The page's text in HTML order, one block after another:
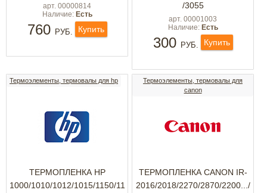
арт. 00000814
Наличие: Есть
760 РУБ. Купить
/3055
арт. 00001003
Наличие: Есть
300 РУБ. Купить
Термоэлементы, термовалы для hp
ТЕРМОПЛЕНКА HP
1000/1010/1012/1015/1150/11
Термоэлементы, термовалы для
canon
ТЕРМОПЛЕНКА CANON IR-
2016/2018/2270/2870/2200.../